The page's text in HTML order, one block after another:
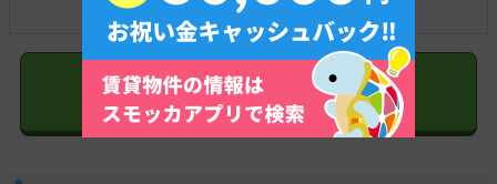
清澄白河駅の物件を探す